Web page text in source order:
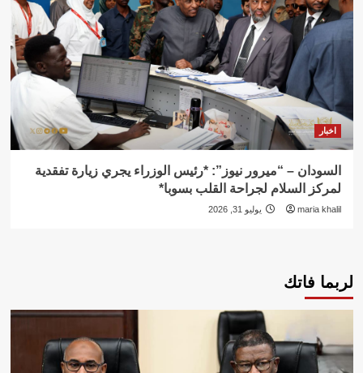
اخبار
السودان – “ميرور نيوز”: *رئيس الوزراء يجري زيارة تفقدية
لمركز السلام لجراحة القلب بسوبا*
maria khalil يوليو 31, 2026
لربما فاتك